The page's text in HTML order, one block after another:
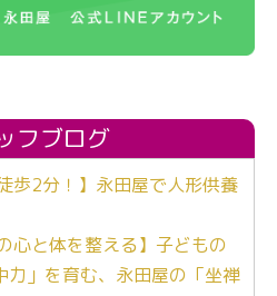
フブログ
歩2分！】永田屋で人形供養
心と体を整える】子どもの
力」を育む、永田屋の「坐禅